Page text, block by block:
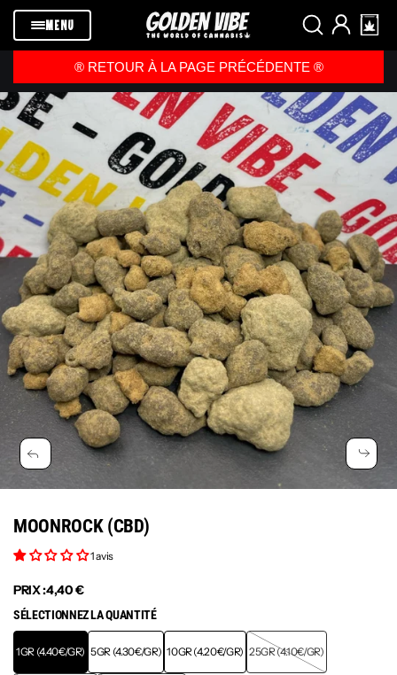
Passer au
contenuMENU
®️ RETOUR À LA PAGE PRÉCÉDENTE ®️
MOONROCK (CBD)
1 avis
PRIX :4,40 €
SÉLECTIONNEZ LA QUANTITÉ
1GR (4.40€/GR) 5GR (4.30€/GR) 10GR (4.20€/GR) 25GR (4.10€/GR)